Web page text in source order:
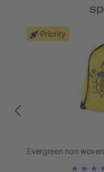
Priority
Evergreen non